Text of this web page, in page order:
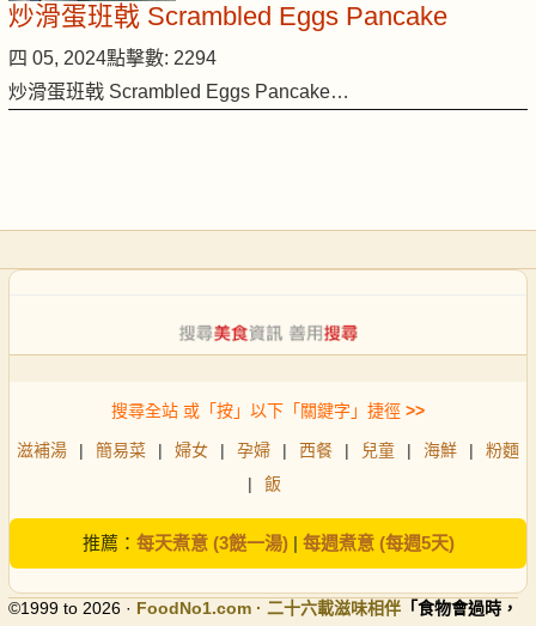
炒滑蛋班戟 Scrambled Eggs Pancake
四 05, 2024點擊數: 2294
炒滑蛋班戟 Scrambled Eggs Pancake…
搜尋全站 或「按」以下「關鍵字」捷徑 >>
滋補湯 | 簡易菜 | 婦女 | 孕婦 | 西餐 | 兒童 | 海鮮 |
粉麵
|
飯
推薦： 每天煮意 (3餸一湯)| 每週煮意 (每週5天)
©1999 to 2026 · FoodNo1.com · 二十六載滋味相伴 「食物會過時，